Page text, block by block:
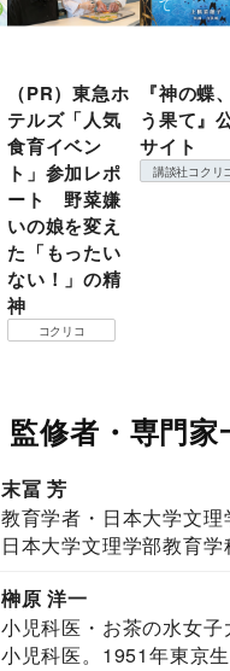
（PR）東急ホ
テルズ「人気
食育イベン
ト」参加レポ
ート 野菜嫌
いの娘を変え
た「もったい
ない！」の精
神
コクリコ
『神の蝶
う果て』
サイト
講談社コクリ
監修者・専門家
末冨 芳
教育学者・日本大学文
日本大学文理学部教育
榊原 洋一
小児科医・お茶の水女子
小児科医。1951年東京